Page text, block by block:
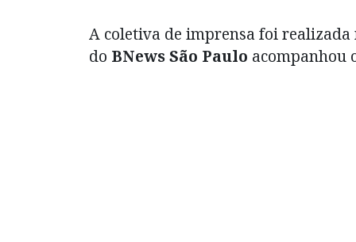
A coletiva de imprensa foi
do BNews São Paulo acompanhou